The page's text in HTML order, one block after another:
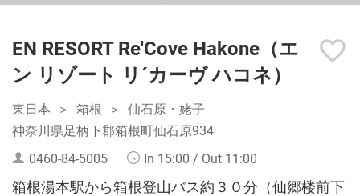
EN RESORT Re'Cove Hakone（エ
ン リゾート リ´カーヴ ハコネ）
東日本 箱根
仙石原・姥子
神奈川県足柄下郡箱根町仙石原934
0460-84-5005
In 15:00 / Out 11:00
箱根湯本駅から箱根登山バス約３０分（仙郷楼前下